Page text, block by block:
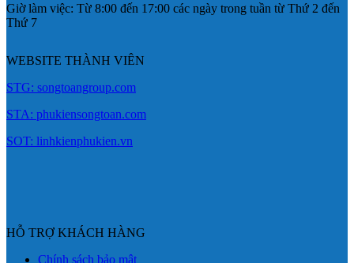
Giờ làm việc: Từ 8:00 đến 17:00 các ngày trong tuần từ Thứ 2 đến
Thứ 7
WEBSITE THÀNH VIÊN
STG: songtoangroup.com
STA: phukiensongtoan.com
SOT: linhkienphukien.vn
HỖ TRỢ KHÁCH HÀNG
Chính sách bảo mật